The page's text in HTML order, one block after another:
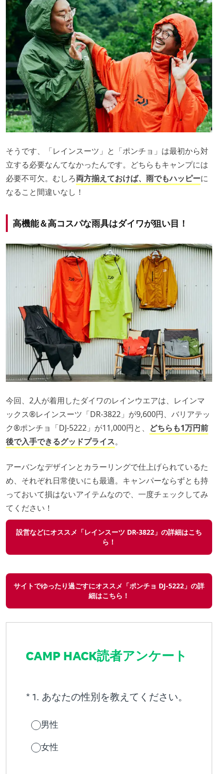
そうです、「レインスーツ」と「ポンチョ」は最初から対
立する必要なんてなかったんです。どちらもキャンプには
必要不可欠。むしろ両方揃えておけば、雨でもハッピーに
なること間違いなし！
高機能＆高コスパな雨具はダイワが狙い目！
今回、2人が着用したダイワのレインウエアは、レインマ
ックス®レインスーツ「DR-3822」が9,600円、バリアテッ
ク®ポンチョ「DJ-5222」が11,000円と、 どちらも1万円前
後で入手できるグッドプライス。
アーバンなデザインとカラーリングで仕上げられているた
め、それぞれ日常使いにも最適。キャンパーならずとも持
っておいて損はないアイテムなので、一度チェックしてみ
てください！
設営などにオススメ「レインスーツ DR-3822」の詳細はこち
ら！
サイトでゆったり過ごすにオススメ「ポンチョ DJ-5222」の詳
細はこちら！